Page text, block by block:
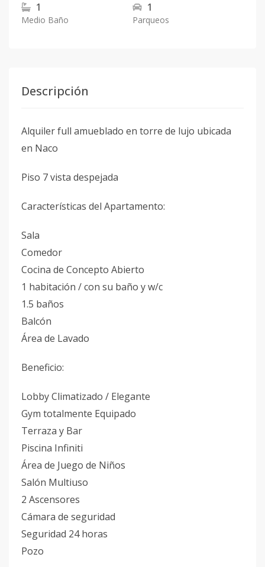
1
Medio Baño
1
Parqueos
Descripción
Alquiler full amueblado en torre de lujo ubicada
en Naco
Piso 7 vista despejada
Características del Apartamento:
Sala
⁠Comedor
⁠Cocina de Concepto Abierto
⁠1 habitación / con su baño y w/c
⁠1.5 baños
⁠Balcón
⁠Área de Lavado
Beneficio:
Lobby Climatizado / Elegante
⁠Gym totalmente Equipado
Terraza y Bar
⁠Piscina Infiniti
⁠Área de Juego de Niños
Salón Multiuso
⁠2 Ascensores
⁠Cámara de seguridad
⁠Seguridad 24 horas
⁠Pozo